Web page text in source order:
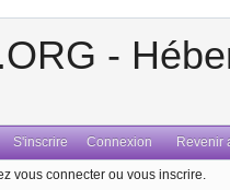
-
S'inscrire Connexion Revenir
vous connecter ou vous inscrire.